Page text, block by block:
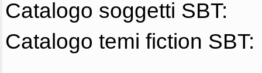
Catalogo soggetti SBT:
Catalogo temi fiction SBT: